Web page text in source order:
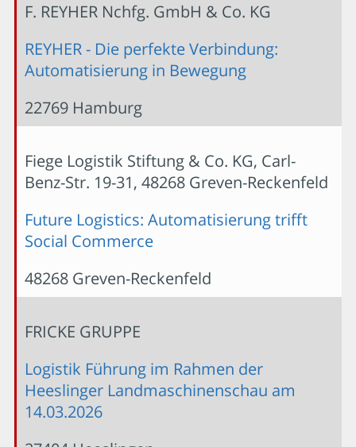
F. REYHER Nchfg. GmbH & Co. KG
REYHER - Die perfekte Verbindung:
Automatisierung in Bewegung
22769 Hamburg
Fiege Logistik Stiftung & Co. KG, Carl-
Benz-Str. 19-31, 48268 Greven-Reckenfeld
Future Logistics: Automatisierung trifft
Social Commerce
48268 Greven-Reckenfeld
FRICKE GRUPPE
Logistik Führung im Rahmen der
Heeslinger Landmaschinenschau am
14.03.2026